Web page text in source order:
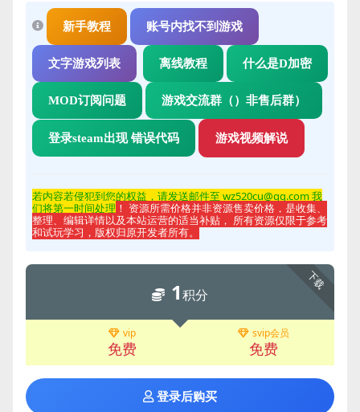
新手教程 账号内找不到游戏
文字游戏列表 离线教程 什么是D加密
MOD订阅问题 游戏交流群（）非售后群）
登录steam出现 错误代码 游戏视频解说
若内容若侵犯到您的权益，请发送邮件至 wz520cu@qq.com 我
们将第一时间处理 ！ 资源所需价格并非资源售卖价格，是收集、
整理、编辑详情以及本站运营的适当补贴， 所有资源仅限于参考
和试玩学习，版权归原开发者所有。
下载
1积分
vip
免费
svip会员
免费
登录后购买